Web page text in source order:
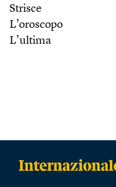
Strisce
L’oroscopo
L’ultima